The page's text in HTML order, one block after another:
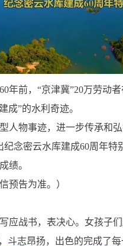
年前，“京津冀”20万劳动
成”的水利奇迹。
人物事迹，进一步传承和
念密云水库建成60周年
绩。
预告为准。）
应战书，表决心。女孩子
斗志昂扬，出色的完成了每